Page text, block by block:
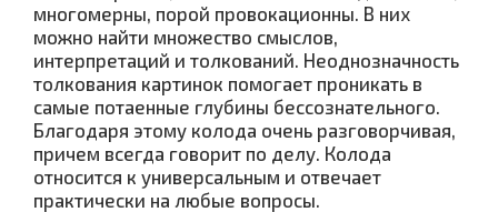
многомерны, порой провокационны. В них
можно найти множество смыслов,
интерпретаций и толкований. Неоднозначность
толкования картинок помогает проникать в
самые потаенные глубины бессознательного.
Благодаря этому колода очень разговорчивая,
причем всегда говорит по делу. Колода
относится к универсальным и отвечает
практически на любые вопросы.